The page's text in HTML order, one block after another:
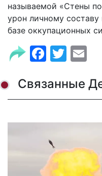
называемой «Стены
урон личному
базе оккупационных
Связанные